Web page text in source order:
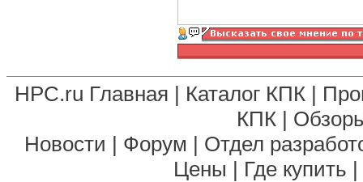
HPC.ru Главная | Каталог КПК |
КПК |
Новости | Форум | Отдел
Цены | Где купить |